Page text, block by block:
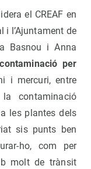
el CREAF en
i l’Ajuntament de
Basnou i Anna
contaminació per
i mercuri, entre
contaminació
les plantes dels
sis punts ben
ho, com per
molt de trànsit